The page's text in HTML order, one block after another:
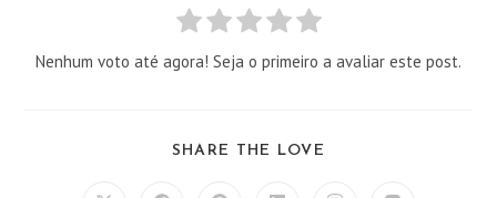
Nenhum voto até agora! Seja o primeiro a avaliar este post.
SHARE THE LOVE